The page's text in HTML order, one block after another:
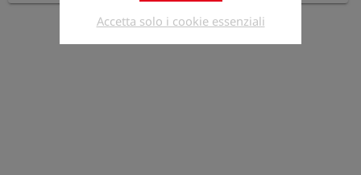
Accetta solo i cookie essenziali